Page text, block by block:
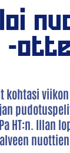
-
kohtasi
HT:n. Illan